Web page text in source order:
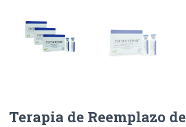
Terapia de Reemplazo de